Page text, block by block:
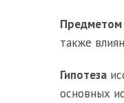
Предметом
также
Гипотеза
основных